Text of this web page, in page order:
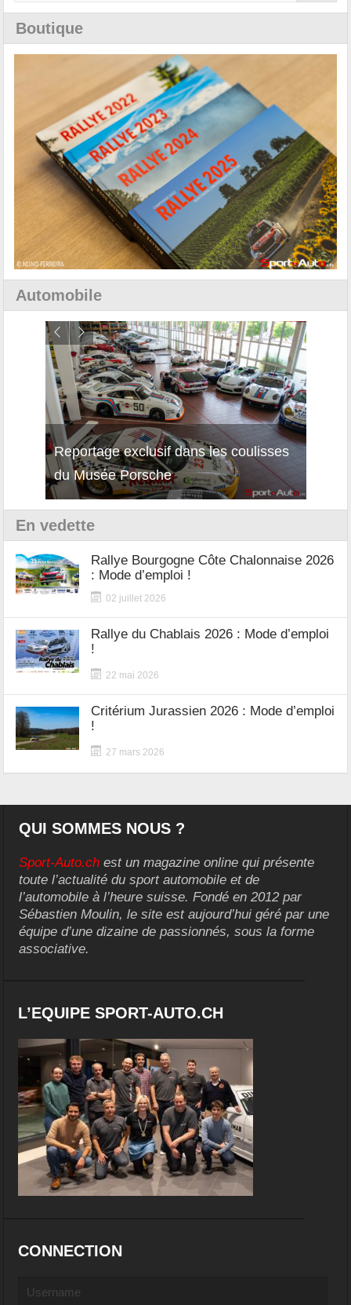
Boutique
Automobile
Reportage exclusif dans les coulisses
du Musée Porsche
En vedette
Rallye Bourgogne Côte Chalonnaise 2026
: Mode d’emploi !
02 juillet 2026
Rallye du Chablais 2026 : Mode d’emploi
!
22 mai 2026
Critérium Jurassien 2026 : Mode d’emploi
!
27 mars 2026
QUI SOMMES NOUS ?
Sport-Auto.ch est un magazine online qui présente
toute l’actualité du sport automobile et de
l’automobile à l’heure suisse. Fondé en 2012 par
Sébastien Moulin, le site est aujourd’hui géré par une
équipe d’une dizaine de passionnés, sous la forme
associative.
L’EQUIPE SPORT-AUTO.CH
CONNECTION